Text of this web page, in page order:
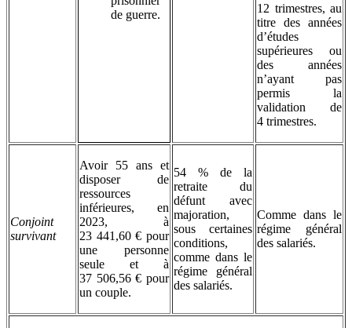
de guerre.
12 trimestres, au
titre des années
d’études
supérieures ou
des années
n’ayant pas
permis la
validation de
4 trimestres.
Conjoint
survivant
Avoir 55 ans et
disposer de
ressources
inférieures, en
2023, à
23 441,60 € pour
une personne
seule et à
37 506,56 € pour
un couple.
54 % de la
retraite du
défunt avec
majoration,
sous certaines
conditions,
comme dans le
régime général
des salariés.
Comme dans le
régime général
des salariés.